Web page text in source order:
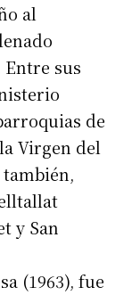
al
Entre sus
de
Virgen del
también,
y San
(1963), fue